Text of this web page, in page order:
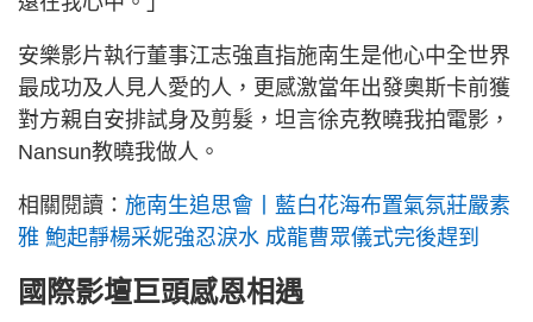
安樂影片執行董事江志強直指施南生是他心中全世界
最成功及人見人愛的人，更感激當年出發奧斯卡前獲
對方親自安排試身及剪髮，坦言徐克教曉我拍電影，
Nansun教曉我做人。
相關閱讀： 施南生追思會丨藍白花海布置氣氛莊嚴素
雅 鮑起靜楊采妮強忍淚水 成龍曹眾儀式完後趕到
國際影壇巨頭感恩相遇